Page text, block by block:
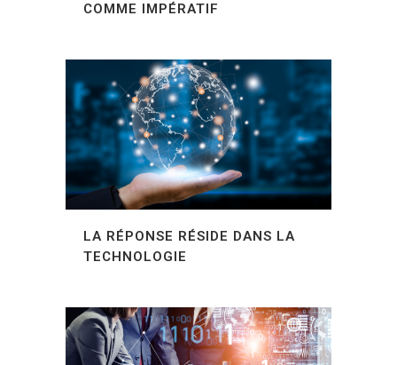
COMME IMPÉRATIF
LA RÉPONSE RÉSIDE DANS LA
TECHNOLOGIE